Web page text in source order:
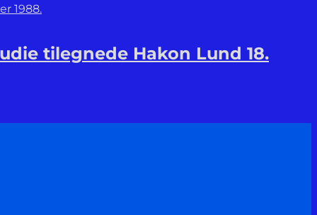
tilegnede Hakon Lund 18.